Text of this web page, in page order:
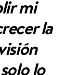
mi
la
lo